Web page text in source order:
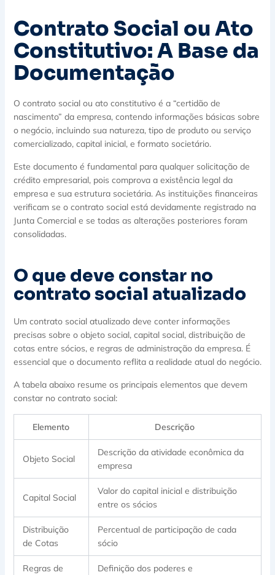
Contrato Social ou Ato
Constitutivo: A Base da
Documentação
O contrato social ou ato constitutivo é a “certidão de
nascimento” da empresa, contendo informações básicas sobre
o negócio, incluindo sua natureza, tipo de produto ou serviço
comercializado, capital inicial, e formato societário.
Este documento é fundamental para qualquer solicitação de
crédito empresarial, pois comprova a existência legal da
empresa e sua estrutura societária. As instituições financeiras
verificam se o contrato social está devidamente registrado na
Junta Comercial e se todas as alterações posteriores foram
consolidadas.
O que deve constar no
contrato social atualizado
Um contrato social atualizado deve conter informações
precisas sobre o objeto social, capital social, distribuição de
cotas entre sócios, e regras de administração da empresa. É
essencial que o documento reflita a realidade atual do negócio.
A tabela abaixo resume os principais elementos que devem
constar no contrato social:
Elemento Descrição
Objeto Social
Descrição da atividade econômica da
empresa
Capital Social
Valor do capital inicial e distribuição
entre os sócios
Distribuição
de Cotas
Percentual de participação de cada
sócio
Regras de
Definição dos poderes e